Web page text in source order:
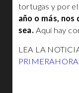
tortugas y por
año o más,
sea. Aquí hay
LEA LA